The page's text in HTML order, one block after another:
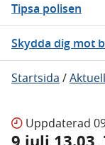
Tipsa polisen
Skydda dig mot
Startsida /
Uppdaterad